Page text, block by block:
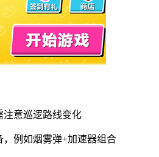
注意巡逻路线变化
例如烟雾弹+加速器组合